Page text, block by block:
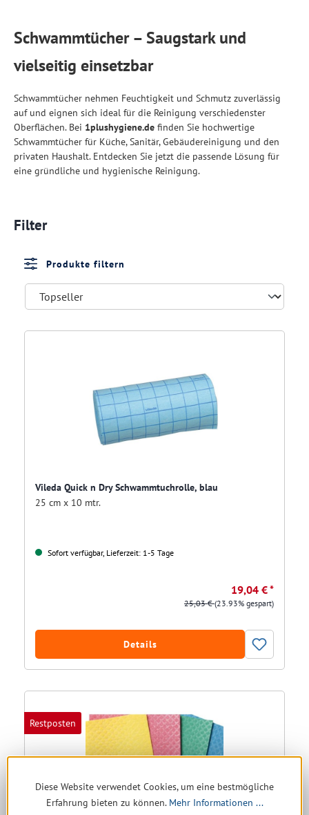
Schwammtücher – Saugstark und
vielseitig einsetzbar
Schwammtücher nehmen Feuchtigkeit und Schmutz zuverlässig
auf und eignen sich ideal für die Reinigung verschiedenster
Oberflächen. Bei 1plushygiene.de finden Sie hochwertige
Schwammtücher für Küche, Sanitär, Gebäudereinigung und den
privaten Haushalt. Entdecken Sie jetzt die passende Lösung für
eine gründliche und hygienische Reinigung.
Filter
Produkte filtern
Vileda Quick n Dry Schwammtuchrolle, blau
25 cm x 10 mtr.
Sofort verfügbar, Lieferzeit: 1-5 Tage
19,04 € *
25,03 €(23.93% gespart)
Details
Restposten
Diese Website verwendet Cookies, um eine bestmögliche
Erfahrung bieten zu können. Mehr Informationen ...